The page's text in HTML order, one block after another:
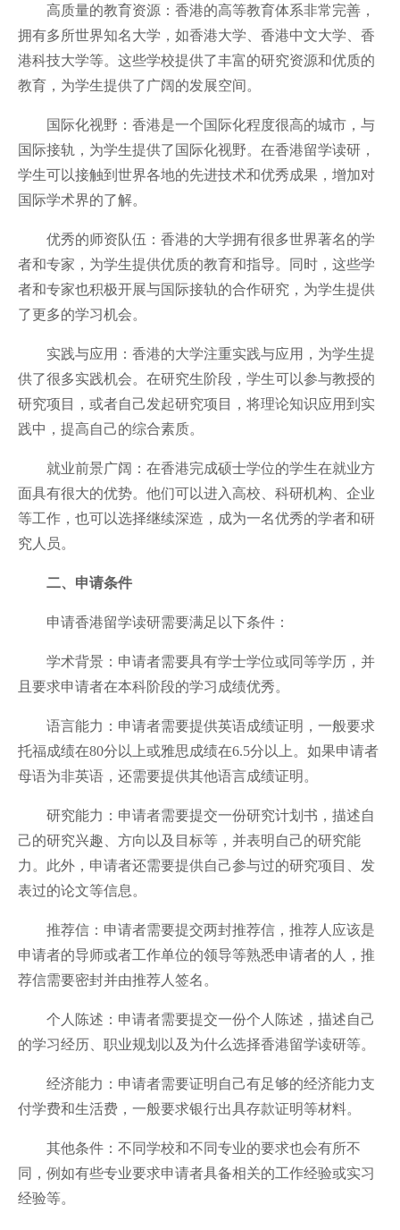
高质量的教育资源：香港的高等教育体系非常完善，
拥有多所世界知名大学，如香港大学、香港中文大学、香
港科技大学等。这些学校提供了丰富的研究资源和优质的
教育，为学生提供了广阔的发展空间。
国际化视野：香港是一个国际化程度很高的城市，与
国际接轨，为学生提供了国际化视野。在香港留学读研，
学生可以接触到世界各地的先进技术和优秀成果，增加对
国际学术界的了解。
优秀的师资队伍：香港的大学拥有很多世界著名的学
者和专家，为学生提供优质的教育和指导。同时，这些学
者和专家也积极开展与国际接轨的合作研究，为学生提供
了更多的学习机会。
实践与应用：香港的大学注重实践与应用，为学生提
供了很多实践机会。在研究生阶段，学生可以参与教授的
研究项目，或者自己发起研究项目，将理论知识应用到实
践中，提高自己的综合素质。
就业前景广阔：在香港完成硕士学位的学生在就业方
面具有很大的优势。他们可以进入高校、科研机构、企业
等工作，也可以选择继续深造，成为一名优秀的学者和研
究人员。
二、申请条件
申请香港留学读研需要满足以下条件：
学术背景：申请者需要具有学士学位或同等学历，并
且要求申请者在本科阶段的学习成绩优秀。
语言能力：申请者需要提供英语成绩证明，一般要求
托福成绩在80分以上或雅思成绩在6.5分以上。如果申请者
母语为非英语，还需要提供其他语言成绩证明。
研究能力：申请者需要提交一份研究计划书，描述自
己的研究兴趣、方向以及目标等，并表明自己的研究能
力。此外，申请者还需要提供自己参与过的研究项目、发
表过的论文等信息。
推荐信：申请者需要提交两封推荐信，推荐人应该是
申请者的导师或者工作单位的领导等熟悉申请者的人，推
荐信需要密封并由推荐人签名。
个人陈述：申请者需要提交一份个人陈述，描述自己
的学习经历、职业规划以及为什么选择香港留学读研等。
经济能力：申请者需要证明自己有足够的经济能力支
付学费和生活费，一般要求银行出具存款证明等材料。
其他条件：不同学校和不同专业的要求也会有所不
同，例如有些专业要求申请者具备相关的工作经验或实习
经验等。